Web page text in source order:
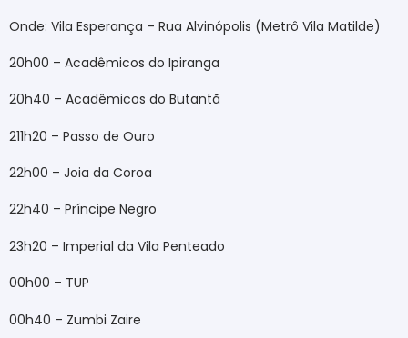
Onde: Vila Esperança – Rua Alvinópolis (Metrô Vila Matilde)
20h00 – Acadêmicos do Ipiranga
20h40 – Acadêmicos do Butantã
211h20 – Passo de Ouro
22h00 – Joia da Coroa
22h40 – Príncipe Negro
23h20 – Imperial da Vila Penteado
00h00 – TUP
00h40 – Zumbi Zaire